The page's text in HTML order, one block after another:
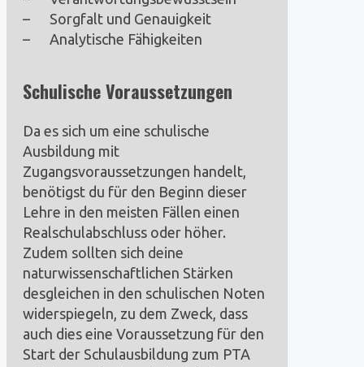
– Sorgfalt und Genauigkeit
– Analytische Fähigkeiten
Schulische Voraussetzungen
Da es sich um eine schulische
Ausbildung mit
Zugangsvoraussetzungen handelt,
benötigst du für den Beginn dieser
Lehre in den meisten Fällen einen
Realschulabschluss oder höher.
Zudem sollten sich deine
naturwissenschaftlichen Stärken
desgleichen in den schulischen Noten
widerspiegeln, zu dem Zweck, dass
auch dies eine Voraussetzung für den
Start der Schulausbildung zum PTA